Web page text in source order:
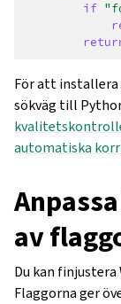
if
För att installera
sökväg till
automatiska
av
Du kan
Flaggorna ger